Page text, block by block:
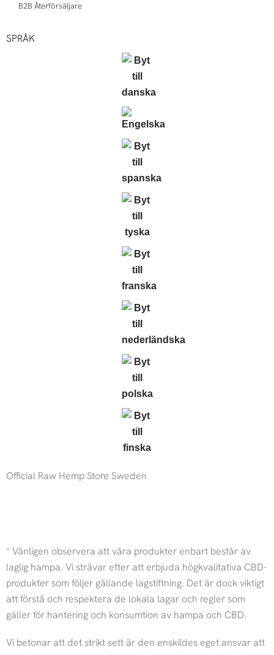
B2B Återförsäljare
SPRÅK
Official Raw Hemp Store Sweden
n
s
t
a
a
c
e
b
* Vänligen observera att våra produkter enbart består av
laglig hampa. Vi strävar efter att erbjuda högkvalitativa CBD-
produkter som följer gällande lagstiftning. Det är dock viktigt
att förstå och respektera de lokala lagar och regler som
gäller för hantering och konsumtion av hampa och CBD.
Vi betonar att det strikt sett är den enskildes eget ansvar att